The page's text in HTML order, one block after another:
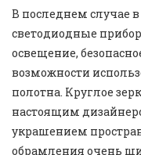
В последнем случае
светодиодные
освещение,
возможности
полотна. Круглое
настоящим
украшением
обрамления очень